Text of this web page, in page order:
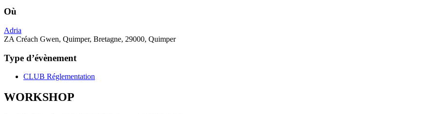
Où
Adria
ZA Créach Gwen, Quimper, Bretagne, 29000, Quimper
Type d’évènement
CLUB Réglementation
WORKSHOP